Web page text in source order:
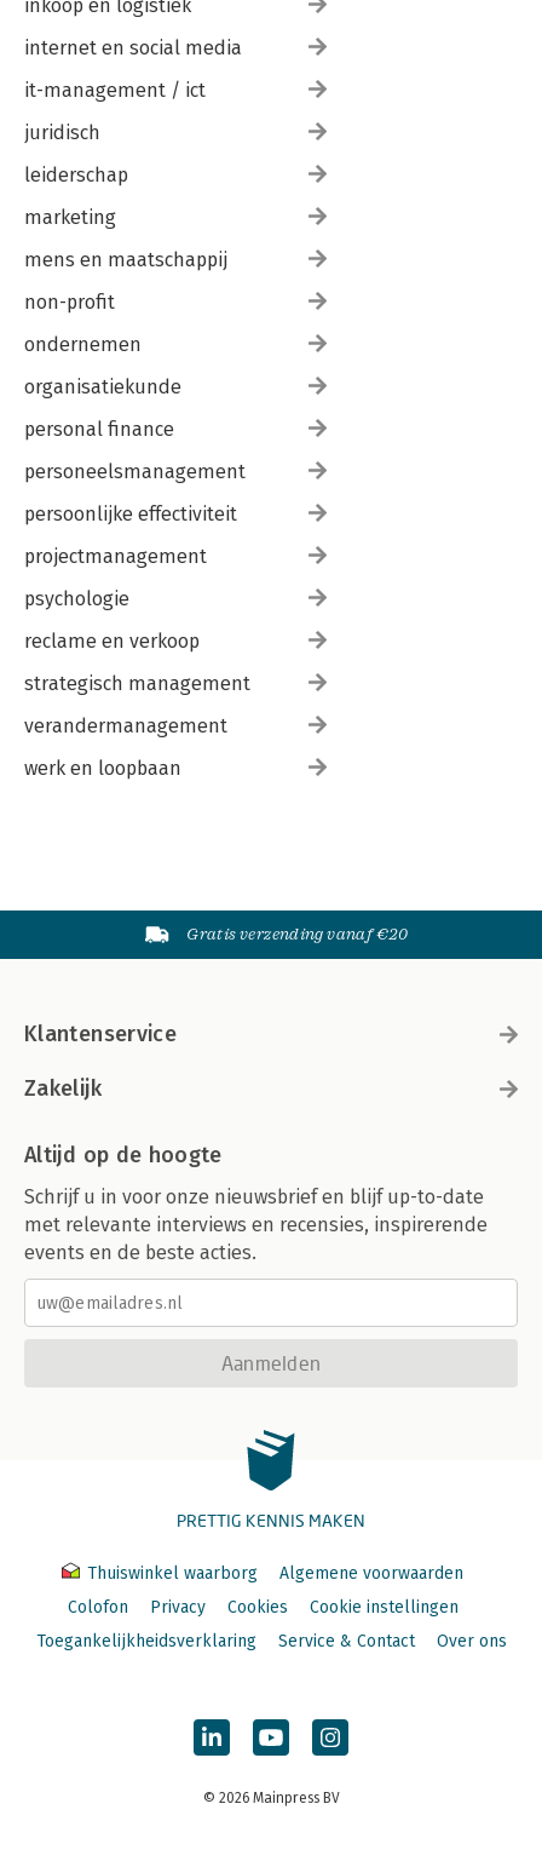
inkoop en logistiek
internet en social media
it-management / ict
juridisch
leiderschap
marketing
mens en maatschappij
non-profit
ondernemen
organisatiekunde
personal finance
personeelsmanagement
persoonlijke effectiviteit
projectmanagement
psychologie
reclame en verkoop
strategisch management
verandermanagement
werk en loopbaan
Gratis verzending vanaf €20
Klantenservice
Zakelijk
Altijd op de hoogte
Schrijf u in voor onze nieuwsbrief en blijf up-to-date
met relevante interviews en recensies, inspirerende
events en de beste acties.
Aanmelden
PRETTIG KENNIS MAKEN
Thuiswinkel waarborg
Algemene voorwaarden
Colofon
Privacy Cookies
Cookie instellingen
Toegankelijkheidsverklaring
Service & Contact Over ons
© 2026 Mainpress BV